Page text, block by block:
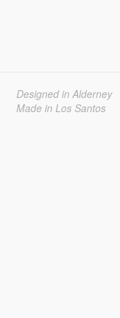
Designed in Alderney
Made in Los Santos